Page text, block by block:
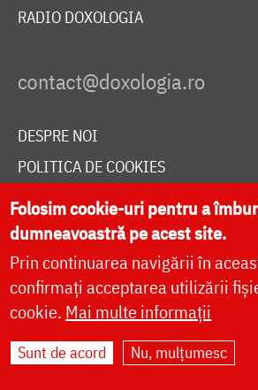
RADIO DOXOLOGIA
DESPRE NOI
POLITICA DE COOKIES
DONEAZĂ ONLINE PENTRU
LIVE
Site dezvoltat de
Arhiepiscopia Iașilor | ©
Folosim cookie-uri pentru a
dumneavoastră pe acest site.
Prin continuarea navigării în
confirmați acceptarea utilizării
cookie. Mai multe informații
Sunt de acord Nu, mulțumesc